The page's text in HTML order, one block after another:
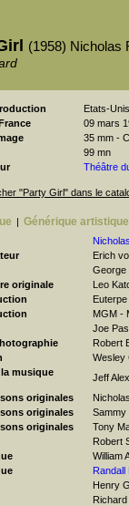
(1958) Nicholas
Etats-Unis
09 mars
35 mm -
99 mn
Théâtre
"Party Girl" dans le
| Générique artistique
Erich
George
originale
Leo
MGM -
Joe
Robert
Wesley
musique
Jeff
originales
originales
Sammy
originales
Tony
Robert
William
Randall
Henry